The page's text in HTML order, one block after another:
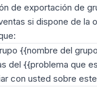
de exportación de
si dispone de la
{{nombre del
del {{problema que
con usted sobre